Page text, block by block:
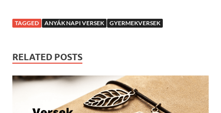
TAGGED ANYÁK NAPI VERSEK GYERMEKVERSEK
RELATED POSTS